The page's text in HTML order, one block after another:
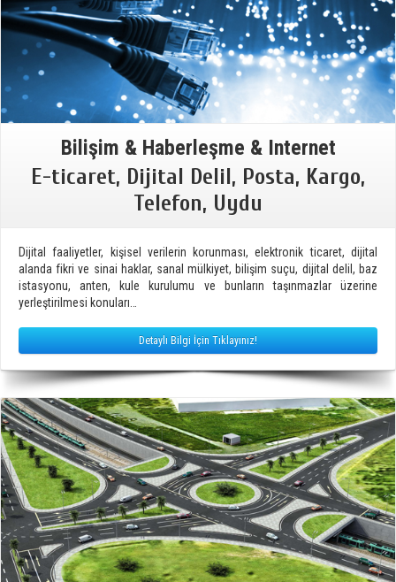
Bilişim & Haberleşme & Internet
E-ticaret, Dijital Delil, Posta, Kargo,
Telefon, Uydu
Dijital faaliyetler, kişisel verilerin korunması, elektronik ticaret, dijital
alanda fikri ve sinai haklar, sanal mülkiyet, bilişim suçu, dijital delil, baz
istasyonu, anten, kule kurulumu ve bunların taşınmazlar üzerine
yerleştirilmesi konuları…
Detaylı Bilgi İçin Tıklayınız!